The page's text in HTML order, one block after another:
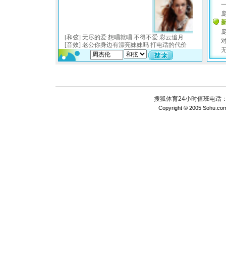
搜狐体育24小时值班电话
Copyright © 2005